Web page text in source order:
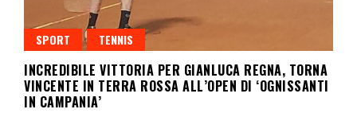
SPORT TENNIS
INCREDIBILE VITTORIA PER GIANLUCA REGNA, TORNA
VINCENTE IN TERRA ROSSA ALL’OPEN DI ‘OGNISSANTI
IN CAMPANIA’